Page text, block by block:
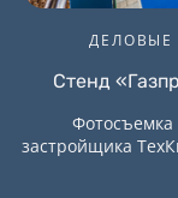
ДЕЛОВЫЕ
Стенд
Фотосъемка
застройщика